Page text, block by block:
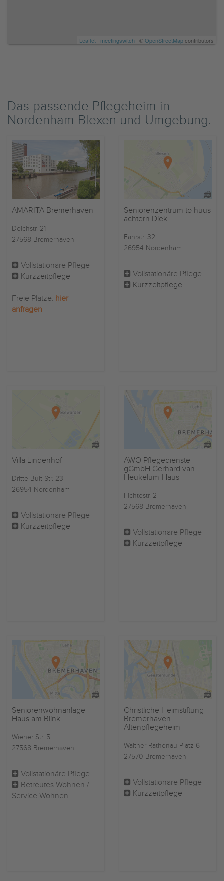
Leaflet | meetingswitch | ©OpenStreetMapcontributors
Das passende Pflegeheim in
Nordenham Blexen und Umgebung.
AMARITA Bremerhaven
Deichstr. 21
27568 Bremerhaven
Vollstationäre Pflege
Kurzzeitpflege
Freie Plätze: hier
anfragen
Seniorenzentrum to huus
achtern Diek
Fährstr. 32
26954 Nordenham
Vollstationäre Pflege
Kurzzeitpflege
Villa Lindenhof
Dritte-Bult-Str. 23
26954 Nordenham
Vollstationäre Pflege
Kurzzeitpflege
AWO Pflegedienste
gGmbH Gerhard van
Heukelum-Haus
Fichtestr. 2
27568 Bremerhaven
Vollstationäre Pflege
Kurzzeitpflege
Seniorenwohnanlage
Haus am Blink
Wiener Str. 5
27568 Bremerhaven
Vollstationäre Pflege
Betreutes Wohnen /
Service Wohnen
Christliche Heimstiftung
Bremerhaven
Altenpflegeheim
Walther-Rathenau-Platz 6
27570 Bremerhaven
Vollstationäre Pflege
Kurzzeitpflege